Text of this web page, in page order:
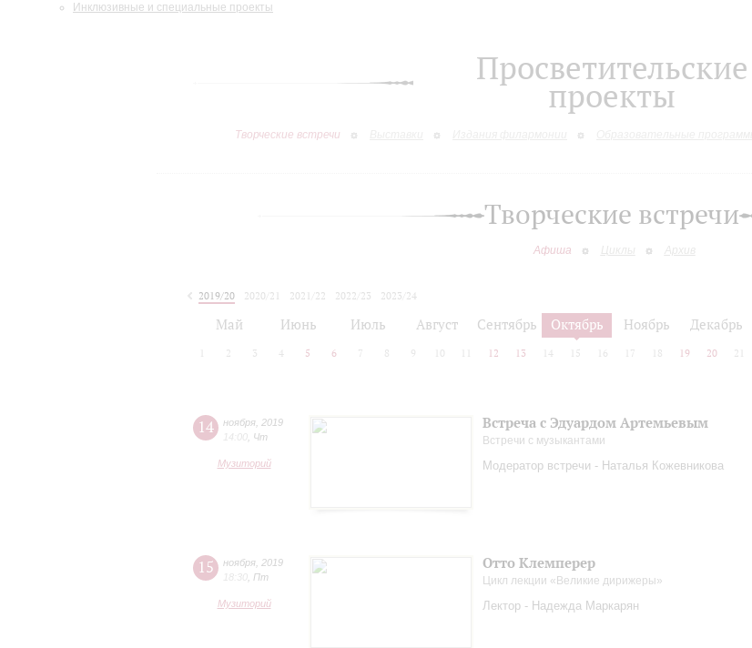
Инклюзивные и специальные проекты
Просветительские
проекты
Творческие встречи
Творческие встречи
Афиша Циклы Архив
2019/20 2020/21 2021/22 2022/23
2023/24
Май Июнь Июль Август Сентябрь Октябрь Ноябрь Декабрь
2 3 4 5 6 7 8 9 10 12 13 14 15 16 17 18 19 20 21
14 ноября 2019
14:00 Чт
Музиторий
Встреча с Эдуардом Артемьевым
Встречи с музыкантами
Модератор встречи - Наталья Кожевникова
15 ноября 2019
18:30 Пт
Музиторий
Отто Клемперер
Цикл лекции «Великие дирижеры»
Лектор - Надежда Маркарян